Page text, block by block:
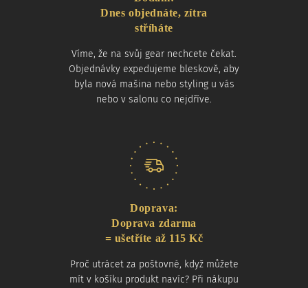
Dnes objednáte, zítra
stříháte
Víme, že na svůj gear nechcete čekat.
Objednávky expedujeme bleskově, aby
byla nová mašina nebo styling u vás
nebo v salonu co nejdříve.
Doprava:
Doprava zdarma
= ušetříte až 115 Kč
Proč utrácet za poštovné, když můžete
mít v košíku produkt navíc? Při nákupu